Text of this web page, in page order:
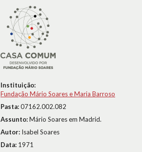
Instituição:
Fundação Mário Soares e Maria Barroso
Pasta:07162.002.082
Assunto:Mário Soares em Madrid.
Autor: Isabel Soares
Data: 1971